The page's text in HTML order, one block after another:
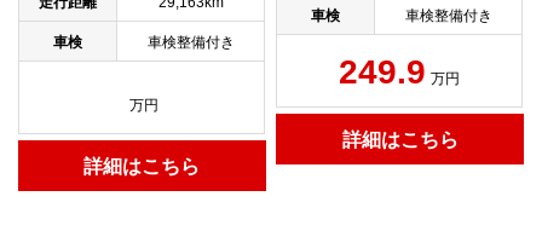
車検 車検整備付き
万円
詳細はこちら
車検 車検整備付き
249.9 万円
詳細はこちら